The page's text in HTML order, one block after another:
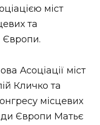
міст
та
Європи.
Асоціації міст
Кличко та
місцевих
Європи Матьє